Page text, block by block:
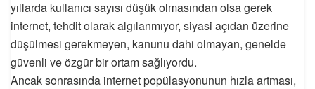
yıllarda kullanıcı sayısı düşük olmasından olsa gerek
internet, tehdit olarak algılanmıyor, siyasi açıdan üzerine
düşülmesi gerekmeyen, kanunu dahi olmayan, genelde
güvenli ve özgür bir ortam sağlıyordu.
Ancak sonrasında internet popülasyonunun hızla artması,